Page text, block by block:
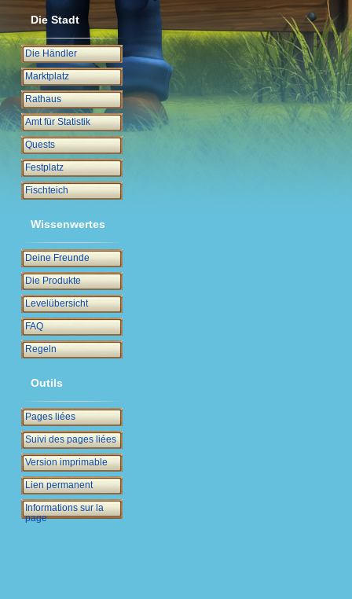
Die Stadt
Die Händler
Marktplatz
Rathaus
Amt für Statistik
Quests
Festplatz
Fischteich
Wissenwertes
Deine Freunde
Die Produkte
Levelübersicht
FAQ
Regeln
Outils
Pages liées
Suivi des pages liées
Version imprimable
Lien permanent
Informations sur la
page